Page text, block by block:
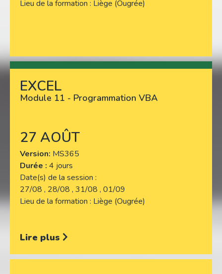
Lieu de la formation Liège (Ougrée)
Lire plus
EXCEL
Module 11 - Programmation VBA
27 AOÛT
Version MS365
Durée : 4 jours
Date(s) de la session
27/08 , 28/08 , 31/08 , 01/09
Lieu de la formation Liège (Ougrée)
Lire plus